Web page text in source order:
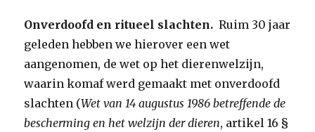
Onverdoofd en ritueel slachten. Ruim 30 jaar
geleden hebben we hierover een wet
aangenomen, de wet op het dierenwelzijn,
waarin komaf werd gemaakt met onverdoofd
slachten (Wet van 14 augustus 1986 betreffende de
bescherming en het welzijn der dieren, artikel 16 §